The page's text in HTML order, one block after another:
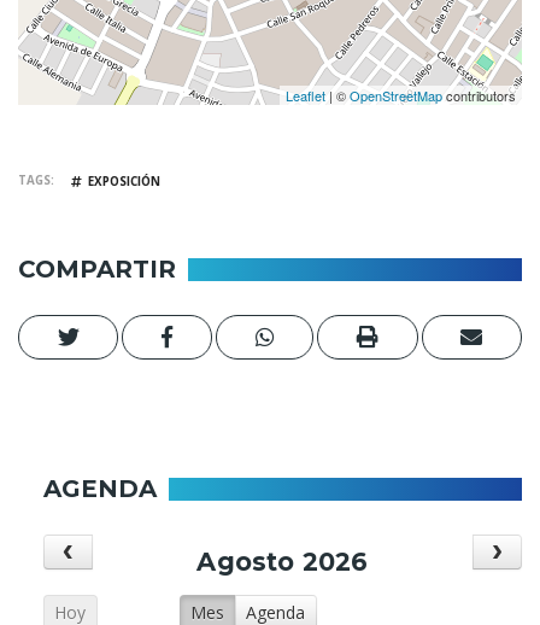
Leaflet | ©OpenStreetMapcontributors
TAGS EXPOSICIÓN
COMPARTIR
AGENDA
Hoy Mes Agenda
Agosto 2026